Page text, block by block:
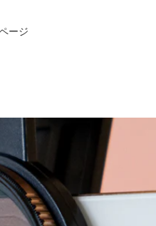
ージ